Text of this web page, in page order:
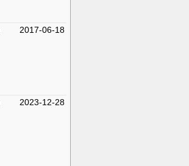
2017-06-18
2023-12-28